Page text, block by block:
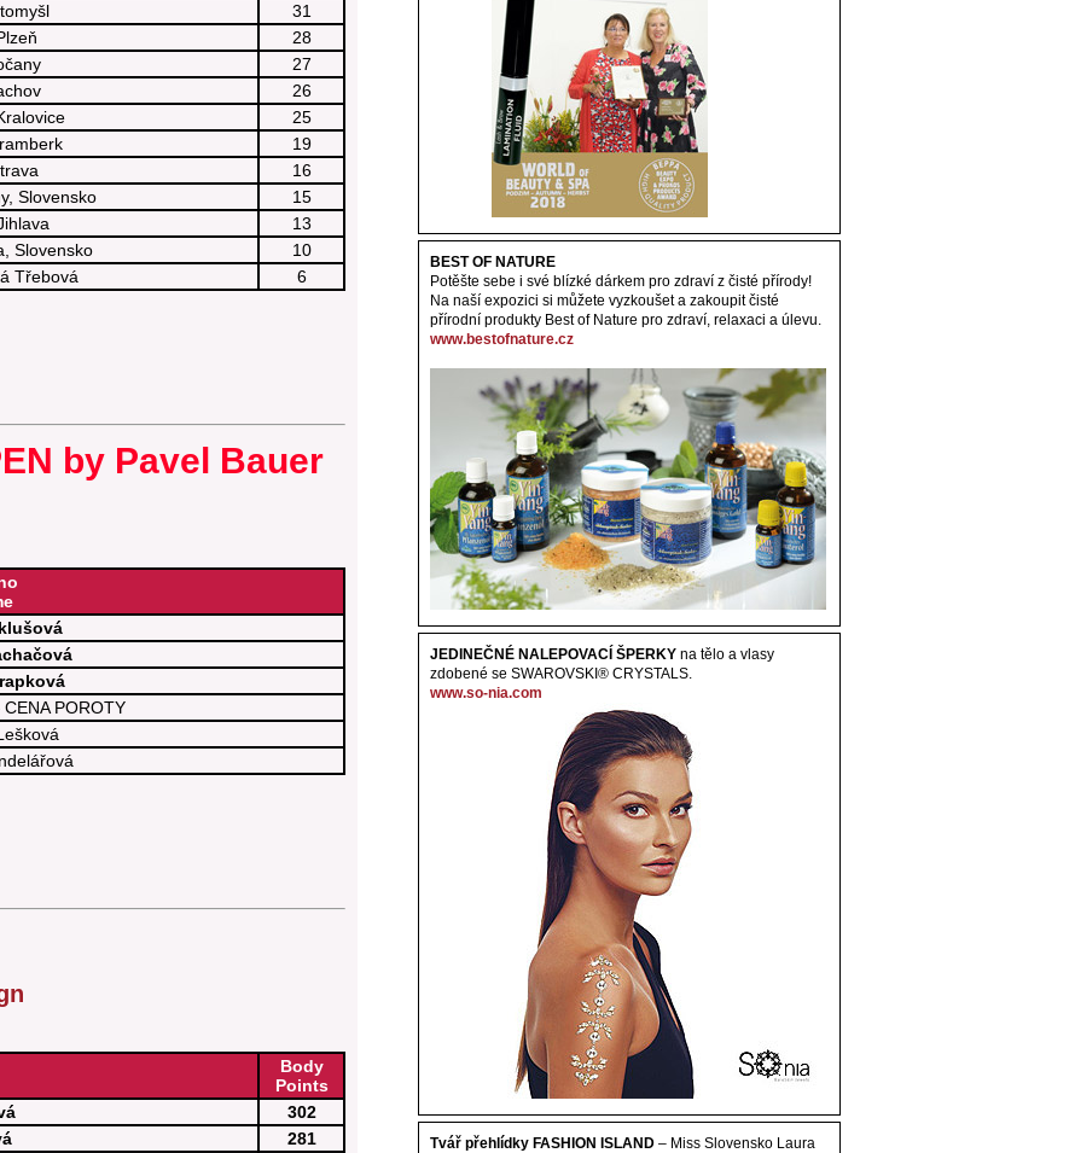
31
28
27
26
25
19
16
Slovensko
15
13
Slovensko
10
Třebová
6
by Pavel Bauer
POROTY
Body
Points
302
281
BEST OF NATURE
Potěšte sebe i své blízké dárkem pro zdraví z čisté přírody!
Na naší expozici si můžete vyzkoušet a zakoupit čisté
přírodní produkty Best of Nature pro zdraví, relaxaci a úlevu.
www.bestofnature.cz
JEDINEČNÉ NALEPOVACÍ ŠPERKY na tělo a vlasy
zdobené se SWAROVSKI® CRYSTALS.
www.so-nia.com
Tvář přehlídky FASHION ISLAND – Miss Slovensko Laura